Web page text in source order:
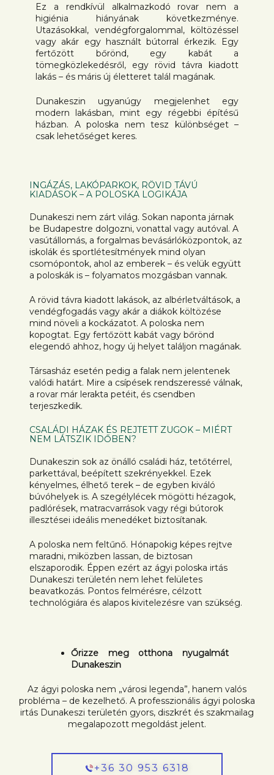
Ez a rendkívül alkalmazkodó rovar nem a
higiénia hiányának következménye.
Utazásokkal, vendégforgalommal, költözéssel
vagy akár egy használt bútorral érkezik. Egy
fertőzött bőrönd, egy kabát a
tömegközlekedésről, egy rövid távra kiadott
lakás – és máris új életteret talál magának.
Dunakeszin ugyanúgy megjelenhet egy
modern lakásban, mint egy régebbi építésű
házban. A poloska nem tesz különbséget –
csak lehetőséget keres.
INGÁZÁS, LAKÓPARKOK, RÖVID TÁVÚ
KIADÁSOK – A POLOSKA LOGIKÁJA
Dunakeszi nem zárt világ. Sokan naponta járnak
be Budapestre dolgozni, vonattal vagy autóval. A
vasútállomás, a forgalmas bevásárlóközpontok, az
iskolák és sportlétesítmények mind olyan
csomópontok, ahol az emberek – és velük együtt
a poloskák is – folyamatos mozgásban vannak.
A rövid távra kiadott lakások, az albérletváltások, a
vendégfogadás vagy akár a diákok költözése
mind növeli a kockázatot. A poloska nem
kopogtat. Egy fertőzött kabát vagy bőrönd
elegendő ahhoz, hogy új helyet találjon magának.
Társasház esetén pedig a falak nem jelentenek
valódi határt. Mire a csípések rendszeressé válnak,
a rovar már lerakta petéit, és csendben
terjeszkedik.
CSALÁDI HÁZAK ÉS REJTETT ZUGOK – MIÉRT
NEM LÁTSZIK IDŐBEN?
Dunakeszin sok az önálló családi ház, tetőtérrel,
parkettával, beépített szekrényekkel. Ezek
kényelmes, élhető terek – de egyben kiváló
búvóhelyek is. A szegélylécek mögötti hézagok,
padlórések, matracvarrások vagy régi bútorok
illesztései ideális menedéket biztosítanak.
A poloska nem feltűnő. Hónapokig képes rejtve
maradni, miközben lassan, de biztosan
elszaporodik. Éppen ezért az ágyi poloska irtás
Dunakeszi területén nem lehet felületes
beavatkozás. Pontos felmérésre, célzott
technológiára és alapos kivitelezésre van szükség.
Őrizze meg otthona nyugalmát
Dunakeszin
Az ágyi poloska nem „városi legenda”, hanem valós
probléma – de kezelhető. A professzionális ágyi poloska
irtás Dunakeszi területén gyors, diszkrét és szakmailag
megalapozott megoldást jelent.
+36 30 953 6318